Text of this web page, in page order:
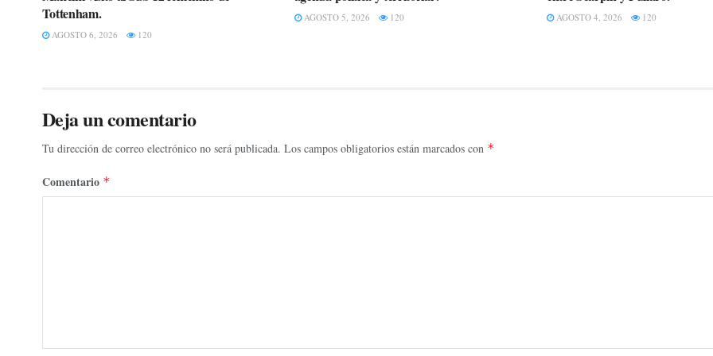
Tottenham.
AGOSTO 6, 2026 120
AGOSTO 5, 2026 120 AGOSTO 4, 2026 120
Deja un comentario
Tu dirección de correo electrónico no será publicada. Los campos obligatorios están marcados con *
Comentario *